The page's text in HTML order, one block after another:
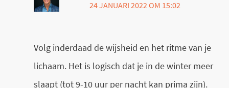
24 JANUARI 2022 OM 15:02
Volg inderdaad de wijsheid en het ritme van je
lichaam. Het is logisch dat je in de winter meer
slaapt (tot 9-10 uur per nacht kan prima zijn).